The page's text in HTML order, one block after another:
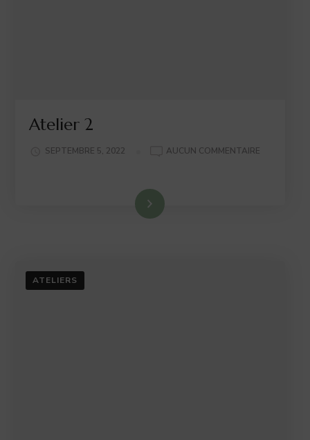
Atelier 2
SEPTEMBRE 5, 2022 AUCUN COMMENTAIREATELIER
Lire la suite
ATELIERS